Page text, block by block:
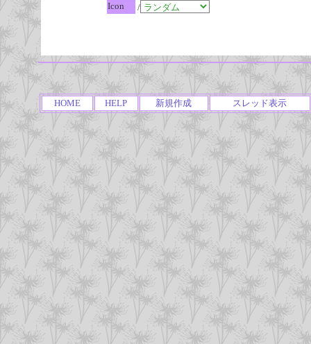
Icon
/
HOME HELP 新規作成 スレッド表示